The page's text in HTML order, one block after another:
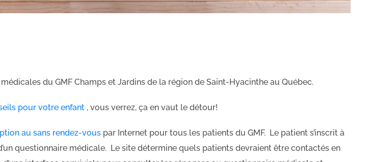
médicales du GMF Champs et Jardins de la région de Saint-Hyacinthe au Québec.
pour votre enfant , vous verrez, ça en vaut le détour!
au sans rendez-vous par Internet pour tous les patients du GMF. Le patient s’inscrit à
questionnaire médicale. Le site détermine quels patients devraient être contactés en